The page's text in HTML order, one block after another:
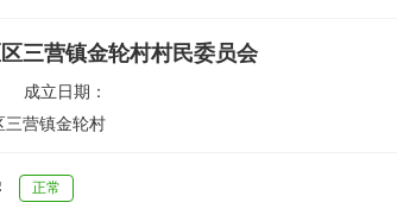
三营镇金轮村村民委员会
成立日期：
三营镇金轮村
正常